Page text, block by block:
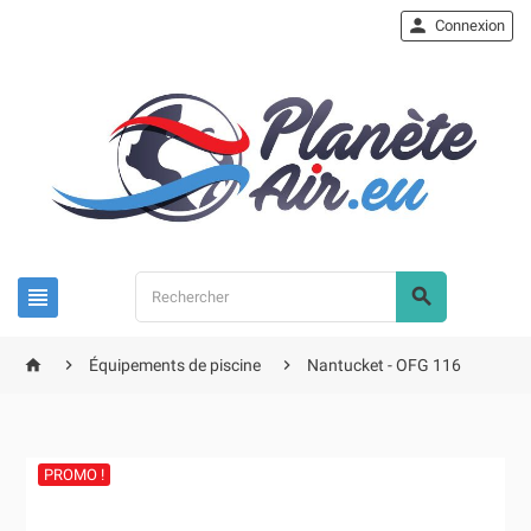
 
 Connexion
  Équipements de piscine  Nantucket - OFG 116
PROMO !